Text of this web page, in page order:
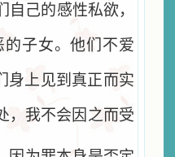
己的感性私欲，
子女。他们不爱
身上见到真正而实
，我不会因之而受